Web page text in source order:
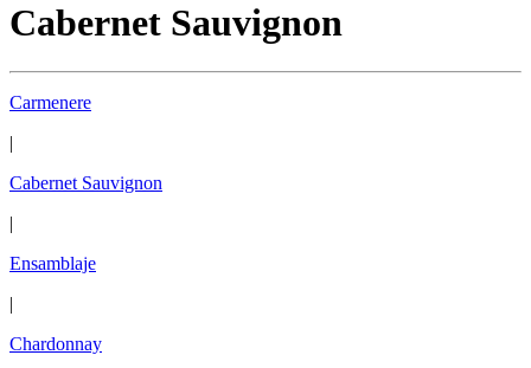
Cabernet Sauvignon
Carmenere
|
Cabernet Sauvignon
|
Ensamblaje
|
Chardonnay